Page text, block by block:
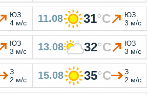
ЮЗ
4 м/с
11.08 31°C
ЮЗ
3 м/с
ЮЗ
3 м/с
13.08 32°C
ЮЗ
3 м/с
З
2 м/с
15.08 35°C
З
2 м/с